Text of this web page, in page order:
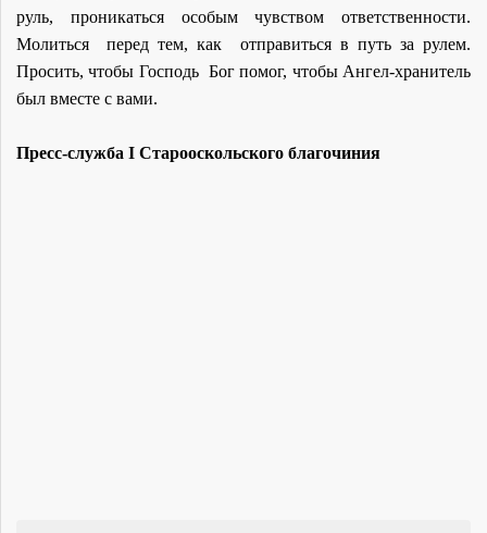
руль, проникаться особым чувством ответственности.
Молиться перед тем, как отправиться в путь за рулем.
Просить, чтобы Господь Бог помог, чтобы Ангел-хранитель
был вместе с вами.
Пресс-служба I Старооскольского благочиния